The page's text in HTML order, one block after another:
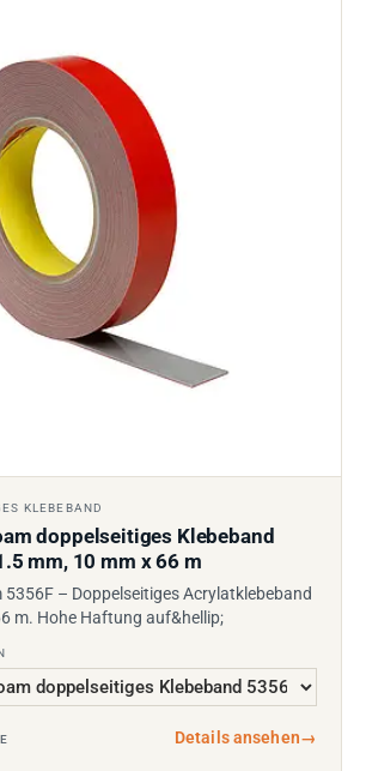
KLEBEBAND
doppelseitiges Klebeband
mm, 10 mm x 66 m
5356F – Doppelseitiges Acrylatklebeband
m. Hohe Haftung auf&hellip;
Details ansehen→